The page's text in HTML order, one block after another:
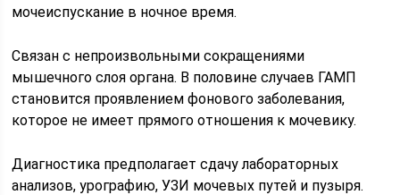
мочеиспускание в ночное время.
Связан с непроизвольными сокращениями
мышечного слоя органа. В половине случаев ГАМП
становится проявлением фонового заболевания,
которое не имеет прямого отношения к мочевику.
Диагностика предполагает сдачу лабораторных
анализов, урографию, УЗИ мочевых путей и пузыря.